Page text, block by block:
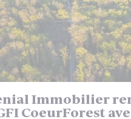
Immobilier
CoeurForest